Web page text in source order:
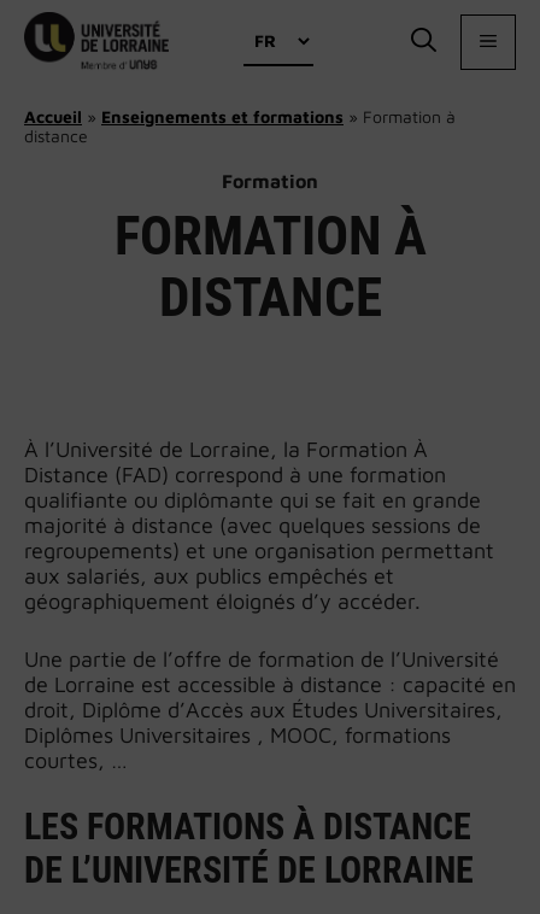
Aller
contenu
Choisir
une
Accueil » Enseignements et formations » Formation à
distance
Formation
FORMATION À
DISTANCE
À l’Université de Lorraine, la Formation À
Distance (FAD) correspond à une formation
qualifiante ou diplômante qui se fait en grande
majorité à distance (avec quelques sessions de
regroupements) et une organisation permettant
aux salariés, aux publics empêchés et
géographiquement éloignés d’y accéder.
Une partie de l’offre de formation de l’Université
de Lorraine est accessible à distance : capacité en
droit, Diplôme d’Accès aux Études Universitaires,
Diplômes Universitaires , MOOC, formations
courtes, …
LES FORMATIONS À DISTANCE
DE L’UNIVERSITÉ DE LORRAINE